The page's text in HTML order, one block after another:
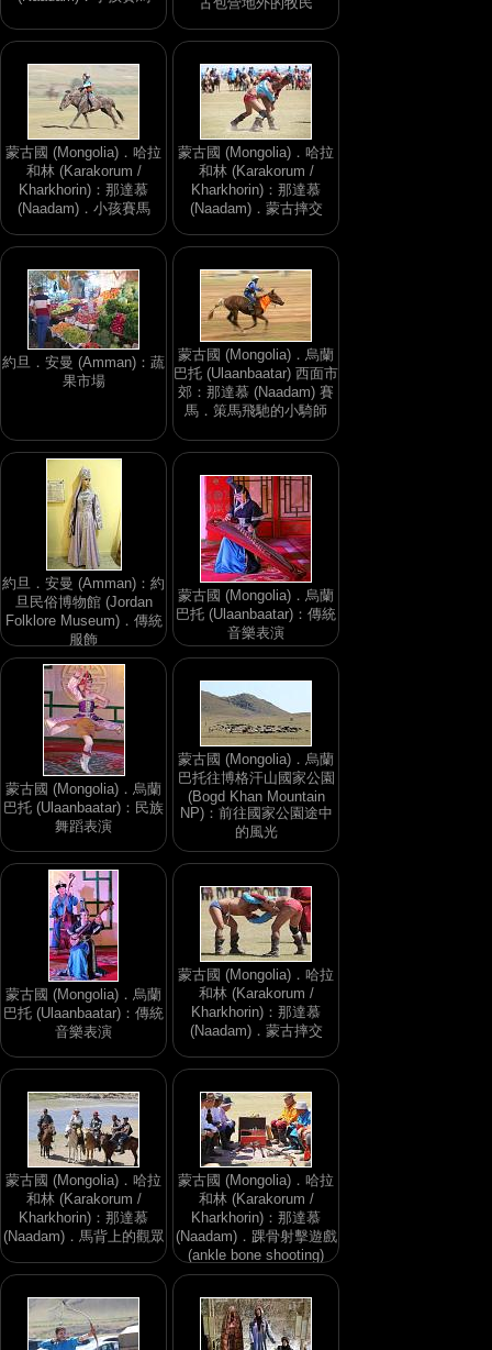
蒙古國 (Mongolia)．哈拉
和林 (Karakorum /
Kharkhorin)：那達慕
(Naadam)．小孩賽馬
蒙古國 (Mongolia)．哈拉
和林 (Karakorum /
Kharkhorin)：那達慕
(Naadam)．蒙古摔交
約旦．安曼 (Amman)：蔬
果市場
蒙古國 (Mongolia)．烏蘭
巴托 (Ulaanbaatar) 西面市
郊：那達慕 (Naadam) 賽
馬．策馬飛馳的小騎師
約旦．安曼 (Amman)：約
旦民俗博物館 (Jordan
Folklore Museum)．傳統
服飾
蒙古國 (Mongolia)．烏蘭
巴托 (Ulaanbaatar)：傳統
音樂表演
蒙古國 (Mongolia)．烏蘭
巴托 (Ulaanbaatar)：民族
舞蹈表演
蒙古國 (Mongolia)．烏蘭
巴托往博格汗山國家公園
(Bogd Khan Mountain
NP)：前往國家公園途中
的風光
蒙古國 (Mongolia)．烏蘭
巴托 (Ulaanbaatar)：傳統
音樂表演
蒙古國 (Mongolia)．哈拉
和林 (Karakorum /
Kharkhorin)：那達慕
(Naadam)．蒙古摔交
蒙古國 (Mongolia)．哈拉
和林 (Karakorum /
Kharkhorin)：那達慕
(Naadam)．馬背上的觀眾
蒙古國 (Mongolia)．哈拉
和林 (Karakorum /
Kharkhorin)：那達慕
(Naadam)．踝骨射擊遊戲
(ankle bone shooting)